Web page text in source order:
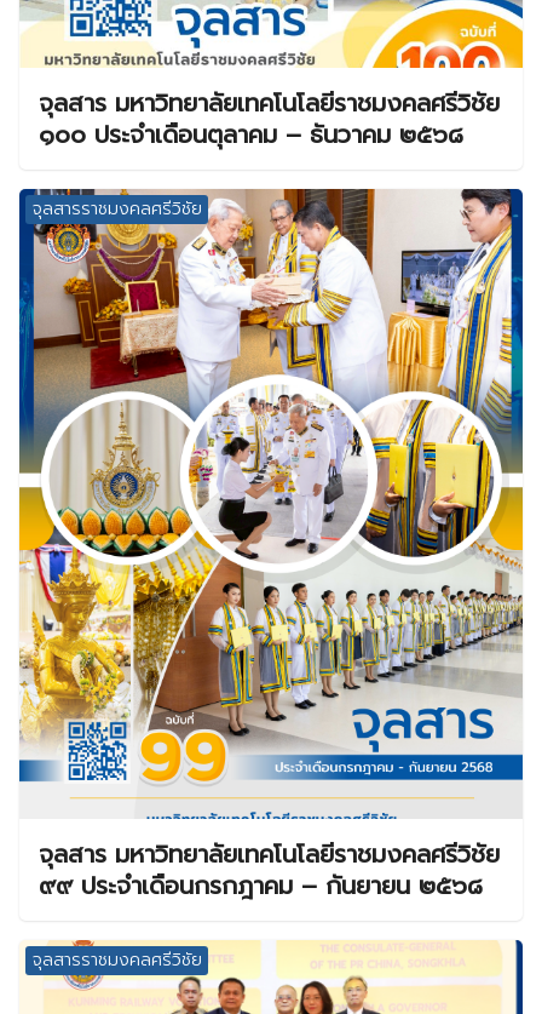
จุลสาร มหาวิทยาลัยเทคโนโลยีราชมงคลศรีวิชัย
๑๐๐ ประจำเดือนตุลาคม – ธันวาคม ๒๕๖๘
จุลสารราชมงคลศรีวิชัย
จุลสาร มหาวิทยาลัยเทคโนโลยีราชมงคลศรีวิชัย
๙๙ ประจำเดือนกรกฎาคม – กันยายน ๒๕๖๘
จุลสารราชมงคลศรีวิชัย